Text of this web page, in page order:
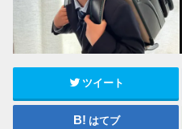
ツイート
はてブ